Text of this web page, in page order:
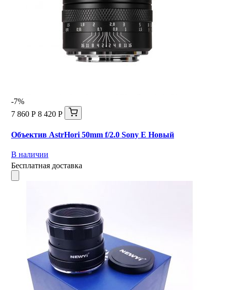
-7%
7 860 Р 8 420 Р
Объектив AstrHori 50mm f/2.0 Sony E Новый
В наличии
Бесплатная доставка